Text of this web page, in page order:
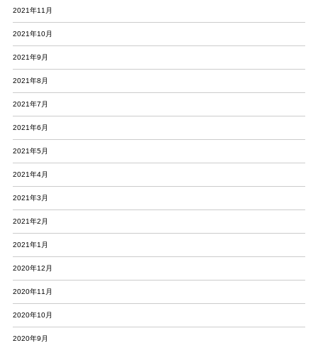
2021年11月
2021年10月
2021年9月
2021年8月
2021年7月
2021年6月
2021年5月
2021年4月
2021年3月
2021年2月
2021年1月
2020年12月
2020年11月
2020年10月
2020年9月